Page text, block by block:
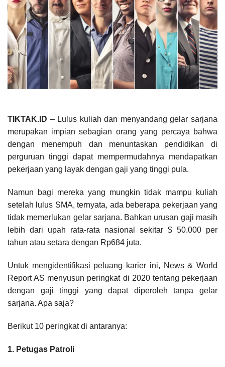
TIKTAK.ID – Lulus kuliah dan menyandang gelar sarjana
merupakan impian sebagian orang yang percaya bahwa
dengan menempuh dan menuntaskan pendidikan di
perguruan tinggi dapat mempermudahnya mendapatkan
pekerjaan yang layak dengan gaji yang tinggi pula.
Namun bagi mereka yang mungkin tidak mampu kuliah
setelah lulus SMA, ternyata, ada beberapa pekerjaan yang
tidak memerlukan gelar sarjana. Bahkan urusan gaji masih
lebih dari upah rata-rata nasional sekitar $ 50.000 per
tahun atau setara dengan Rp684 juta.
Untuk mengidentifikasi peluang karier ini, News & World
Report AS menyusun peringkat di 2020 tentang pekerjaan
dengan gaji tinggi yang dapat diperoleh tanpa gelar
sarjana. Apa saja?
Berikut 10 peringkat di antaranya:
1. Petugas Patroli